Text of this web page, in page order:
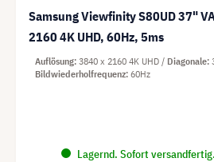
Samsung Viewfinity S80UD 37"
2160 4K UHD, 60Hz, 5ms
Lagernd. Sofort
Auflösung 3840 x 2160 4K UHD Diagonale
Bildwiederholfrequenz 60Hz